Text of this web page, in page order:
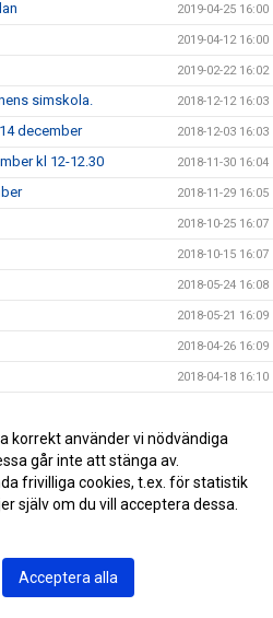
2019-04-25 16:00
2019-04-12 16:00
2019-02-22 16:02
simskola. 2018-12-12 16:03
december 2018-12-03 16:03
kl 12-12.30 2018-11-30 16:04
2018-11-29 16:05
2018-10-25 16:07
2018-10-15 16:07
2018-05-24 16:08
2018-05-21 16:09
2018-04-26 16:09
2018-04-18 16:10
2017-12-19 16:12
2017-12-04 16:13
korrekt använder vi nödvändiga
går inte att stänga av.
frivilliga cookies, t.ex. för statistik
själv om du vill acceptera dessa.
Acceptera alla